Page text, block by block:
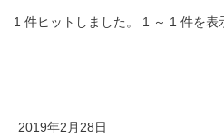
1 件ヒットしました。 1 ～ 1 件を表
2019年2月28日